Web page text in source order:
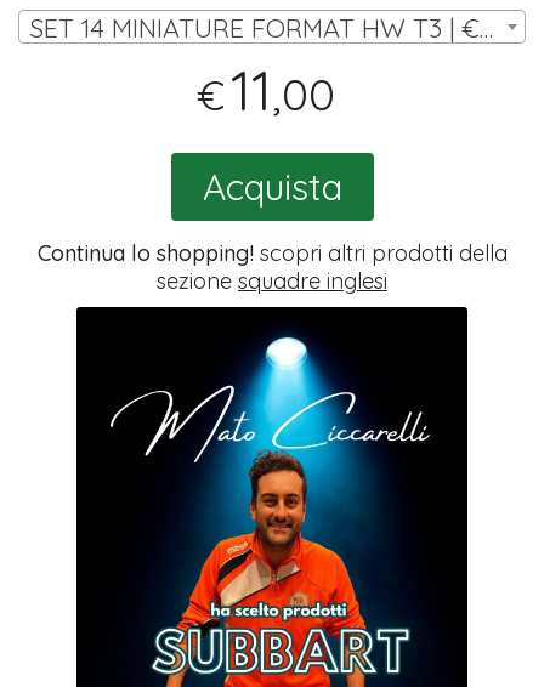
SET 14 MINIATURE FORMAT HW T3 | € 11,00
€11,00
Acquista
Continua lo shopping!scopri altri prodotti della
sezione squadre inglesi